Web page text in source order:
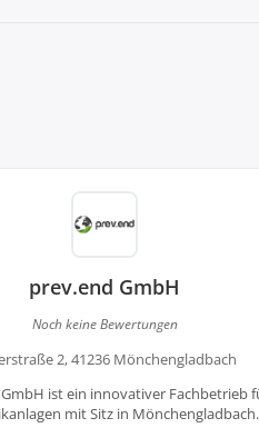
prev.end GmbH
Noch keine Bewertungen
2, 41236 Mönchengladbach
ist ein innovativer Fachbetrieb
mit Sitz in